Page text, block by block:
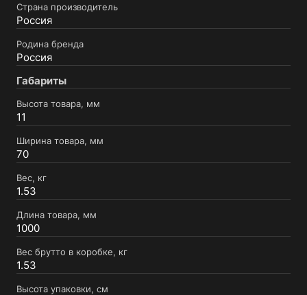
Страна производитель
Россия
Родина бренда
Россия
Габариты
Высота товара, мм
11
Ширина товара, мм
70
Вес, кг
1.53
Длина товара, мм
1000
Вес брутто в коробке, кг
1.53
Высота упаковки, см